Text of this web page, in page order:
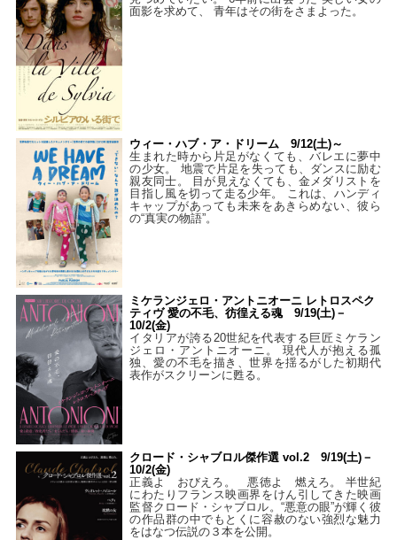
面影を求めて、 青年はその街をさまよった。
ウィー・ハブ・ア・ドリーム 9/12(土)～
生まれた時から片足がなくても、バレエに夢中
の少女。 地震で片足を失っても、ダンスに励む
親友同士。 目が見えなくても、金メダリストを
目指し風を切って走る少年。 これは、ハンディ
キャップがあっても未来をあきらめない、彼ら
の“真実の物語”。
ミケランジェロ・アントニオーニ レトロスペク
ティヴ 愛の不毛、彷徨える魂 9/19(土)－
10/2(金)
イタリアが誇る20世紀を代表する巨匠ミケラン
ジェロ・アントニオーニ。 現代人が抱える孤
独、愛の不毛を描き、世界を揺るがした初期代
表作がスクリーンに甦る。
クロード・シャブロル傑作選 vol.2 9/19(土)－
10/2(金)
正義よ おびえろ。 悪徳よ 燃えろ。 半世紀
にわたりフランス映画界をけん引してきた映画
監督クロード・シャブロル。“悪意の眼”が輝く彼
の作品群の中でもとくに容赦のない強烈な魅力
をはなつ伝説の３本を公開。